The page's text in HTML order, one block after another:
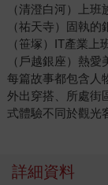
（清澄白河）上
（祐天寺）固執
（笹塚）IT產業上
（戶越銀座）熱
每篇故事都包含人
外出穿搭、所處街
式體驗不同於觀光
詳細資料